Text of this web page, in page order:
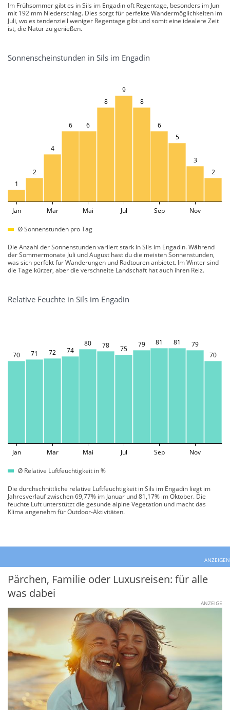
Im Frühsommer gibt es in Sils im Engadin oft Regentage, besonders im Juni
mit 192 mm Niederschlag. Dies sorgt für perfekte Wandermöglichkeiten im
Juli, wo es tendenziell weniger Regentage gibt und somit eine idealere Zeit
ist, die Natur zu genießen.
Sonnenscheinstunden in Sils im Engadin
1
2
4
6 6
8
9
8
6
5
3
2
Jan Mar Mai Jul Sep Nov
Ø Sonnenstunden pro Tag
Die Anzahl der Sonnenstunden variiert stark in Sils im Engadin. Während
der Sommermonate Juli und August hast du die meisten Sonnenstunden,
was sich perfekt für Wanderungen und Radtouren anbietet. Im Winter sind
die Tage kürzer, aber die verschneite Landschaft hat auch ihren Reiz.
Relative Feuchte in Sils im Engadin
70 71 72 74
80 78 75
79 81 81
79
70
Jan Mar Mai Jul Sep Nov
Ø Relative Luftfeuchtigkeit in %
Die durchschnittliche relative Luftfeuchtigkeit in Sils im Engadin liegt im
Jahresverlauf zwischen 69,77% im Januar und 81,17% im Oktober. Die
feuchte Luft unterstützt die gesunde alpine Vegetation und macht das
Klima angenehm für Outdoor-Aktivitäten.
ANZEIGEN
Pärchen, Familie oder Luxusreisen: für alle
was dabei
ANZEIGE